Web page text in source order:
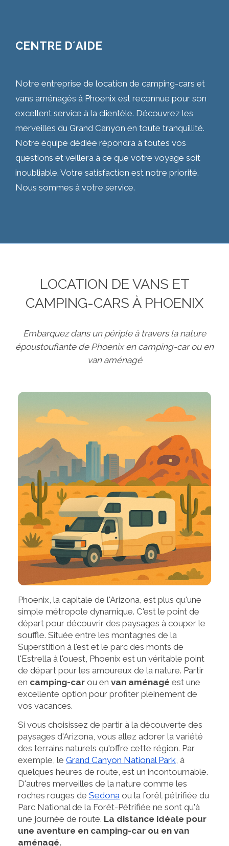
CENTRE D´AIDE
Notre entreprise de location de camping-cars et
vans aménagés à Phoenix est reconnue pour son
excellent service à la clientèle. Découvrez les
merveilles du Grand Canyon en toute tranquillité.
Notre équipe dédiée répondra à toutes vos
questions et veillera à ce que votre voyage soit
inoubliable. Votre satisfaction est notre priorité.
Nous sommes à votre service.
LOCATION DE VANS ET
CAMPING-CARS À PHOENIX
Embarquez dans un périple à travers la nature
époustouflante de Phoenix en camping-car ou en
van aménagé
Phoenix, la capitale de l'Arizona, est plus qu'une
simple métropole dynamique. C'est le point de
départ pour découvrir des paysages à couper le
souffle. Située entre les montagnes de la
Superstition à l'est et le parc des monts de
l'Estrella à l'ouest, Phoenix est un véritable point
de départ pour les amoureux de la nature. Partir
en camping-car ou en van aménagé est une
excellente option pour profiter pleinement de
vos vacances.
Si vous choisissez de partir à la découverte des
paysages d'Arizona, vous allez adorer la variété
des terrains naturels qu'offre cette région. Par
exemple, le Grand Canyon National Park, à
quelques heures de route, est un incontournable.
D'autres merveilles de la nature comme les
roches rouges de Sedona ou la forêt pétrifiée du
Parc National de la Forêt-Pétrifiée ne sont qu'à
une journée de route. La distance idéale pour
une aventure en camping-car ou en van
aménagé.